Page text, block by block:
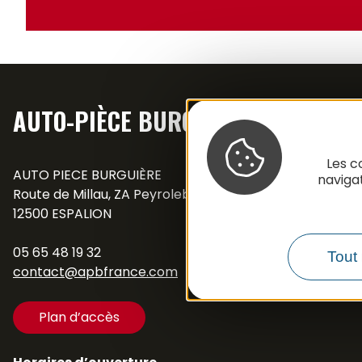
Les
Tout
AUTO-PIÈCE BURGUIÈRE
AUTO PIECE BURGUIÈRE
Route de Millau, ZA Peyrolebade
12500 ESPALION
05 65 48 19 32
contact@apbfrance.com
Plan d’accès